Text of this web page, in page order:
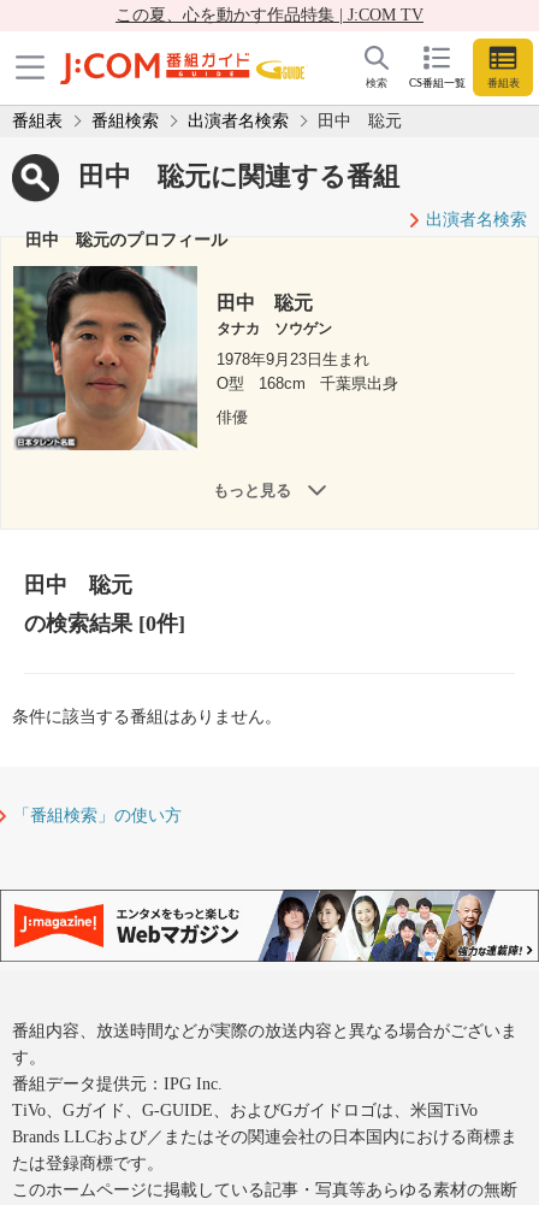
この夏、心を動かす作品特集 | J:COM TV
CS番組一覧 番組表
検索
番組表 番組検索 出演者名検索 田中 聡元
田中 聡元に関連する番組
出演者名検索
田中 聡元のプロフィール
田中 聡元
タナカ ソウゲン
1978年9月23日生まれ
O型
168cm
千葉県出身
俳優
もっと見る
田中 聡元
の検索結果[0件]
条件に該当する番組はありません。
「番組検索」の使い方
番組内容、放送時間などが実際の放送内容と異なる場合がございま
す。
番組データ提供元：IPG Inc.
TiVo、Gガイド、G-GUIDE、およびGガイドロゴは、米国TiVo
Brands LLCおよび／またはその関連会社の日本国内における商標ま
たは登録商標です。
このホームページに掲載している記事・写真等あらゆる素材の無断